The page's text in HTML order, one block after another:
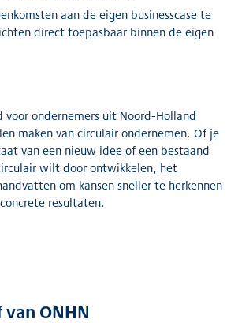
aan de eigen businesscase te
direct toepasbaar binnen de eigen
voor ondernemers uit Noord-Holland
maken van circulair ondernemen. Of je
van een nieuw idee of een bestaand
wilt door ontwikkelen, het
om kansen sneller te herkennen
resultaten.
ONHN